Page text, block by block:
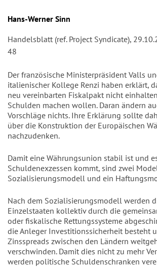
Autor/en
Hans-Werner Sinn
Handelsblatt (ref. Project Syndicate),
48
Der französische Ministerpräsident Valls
italienischer Kollege Renzi haben erklärt,
neu vereinbarten Fiskalpakt nicht
Schulden machen wollen. Daran ändern
Vorschläge nichts. Ihre Erklärung sollte
über die Konstruktion der Europäischen
nachzudenken.
Damit eine Währungsunion stabil ist und
Schuldenexzessen kommt, sind zwei
Sozialisierungsmodell und ein
Nach dem Sozialisierungsmodell werden
Einzelstaaten kollektiv durch die
oder fiskalische Rettungssysteme
die Anleger Investitionssicherheit besteht
Zinsspreads zwischen den Ländern
verschwinden. Damit dies nicht zu mehr
werden politische Schuldenschranken